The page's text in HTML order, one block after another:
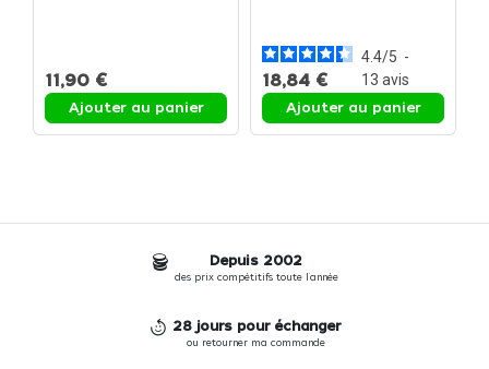
11,90 €
Ajouter au panier
4.4/5 -
13 avis
18,84 €
Ajouter au panier
Depuis 2002
des prix compétitifs toute l'année
28 jours pour échanger
ou retourner ma commande